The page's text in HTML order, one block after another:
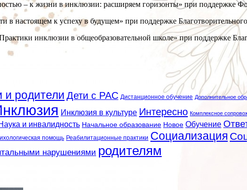
– к жизни в инклюзии: расширяем горизонты» при поддержке
в настоящем к успеху в будущем» при поддержке
инклюзии в общеобразовательной школе» при поддержке
и родители Дети с РАС Дистанционное обучение Дополнительное
Инклюзия в культуре Интересно Комплексное
и инвалидность Начальное образование Новое Обучение
помощь Реабилитационные практики Социализация
нарушениями родителям